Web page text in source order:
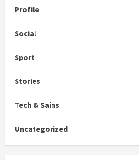
Profile
Social
Sport
Stories
Tech & Sains
Uncategorized